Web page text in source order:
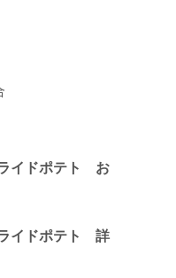
イドポテト お
イドポテト 詳